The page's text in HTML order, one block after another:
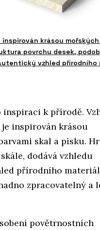
krásou
povrchu desek,
vzhled přírodního
inspiraci k přírodě.
je inspirován krásou
skal a písku.
dodává vzhledu
přírodního
zpracovatelný a
povětrnostních